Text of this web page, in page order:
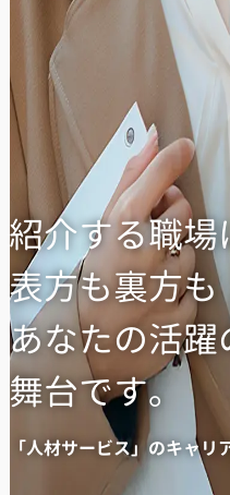
紹介する職場
表方も裏方も
あなたの活躍
舞台です。
「人材サービス」のキャリ